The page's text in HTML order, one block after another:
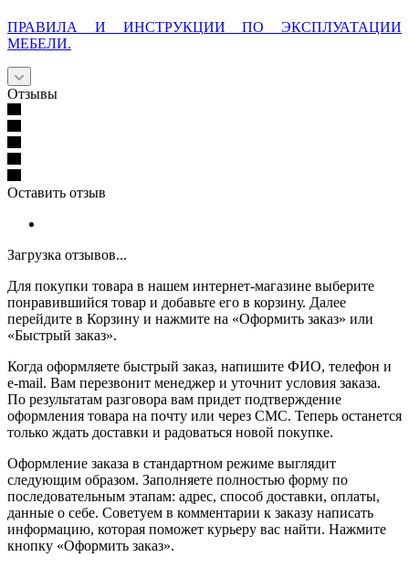
ПРАВИЛА И ИНСТРУКЦИИ ПО ЭКСПЛУАТАЦИИ
МЕБЕЛИ.
Отзывы
Оставить отзыв
Загрузка отзывов...
Для покупки товара в нашем интернет-магазине выберите
понравившийся товар и добавьте его в корзину. Далее
перейдите в Корзину и нажмите на «Оформить заказ» или
«Быстрый заказ».
Когда оформляете быстрый заказ, напишите ФИО, телефон и
e-mail. Вам перезвонит менеджер и уточнит условия заказа.
По результатам разговора вам придет подтверждение
оформления товара на почту или через СМС. Теперь останется
только ждать доставки и радоваться новой покупке.
Оформление заказа в стандартном режиме выглядит
следующим образом. Заполняете полностью форму по
последовательным этапам: адрес, способ доставки, оплаты,
данные о себе. Советуем в комментарии к заказу написать
информацию, которая поможет курьеру вас найти. Нажмите
кнопку «Оформить заказ».